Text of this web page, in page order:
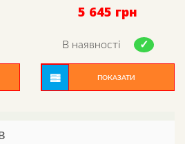
5 645 грн
В наявності
ПОКАЗАТИ